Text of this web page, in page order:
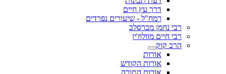
דרך עץ חיים
רמח"ל - שיעורים נפרדים
רבי נחמן מברסלב
רבי חיים מוולוז'ין
הרב קוק
אורות
אורות הקודש
אורות התורה